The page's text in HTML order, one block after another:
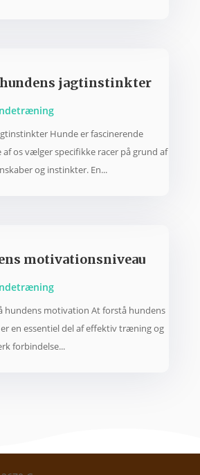
jagtinstinkter
Hunde er fascinerende
os vælger specifikke racer på grund af
og instinkter. En...
motivationsniveau
hundens motivation At forstå hundens
en essentiel del af effektiv træning og
forbindelse...